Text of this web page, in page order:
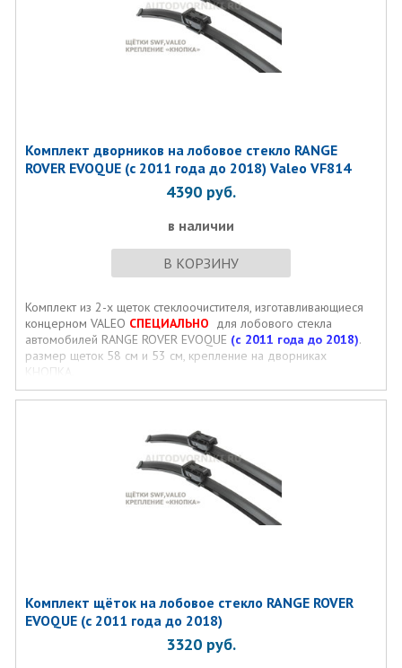
Комплект дворников на лобовое стекло RANGE
ROVER EVOQUE (с 2011 года до 2018) Valeo VF814
4390 руб.
в наличии
В КОРЗИНУ
Комплект из 2-х щеток стеклоочистителя, изготавливающиеся
концерном VALEO СПЕЦИАЛЬНО для лобового стекла
автомобилей RANGE ROVER EVOQUE (с 2011 года до 2018).
размер щеток 58 см и 53 см, крепление на дворниках
КНОПКА.
Комплект щёток на лобовое стекло RANGE ROVER
EVOQUE (с 2011 года до 2018)
3320 руб.